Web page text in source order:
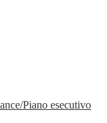
Piano esecutivo